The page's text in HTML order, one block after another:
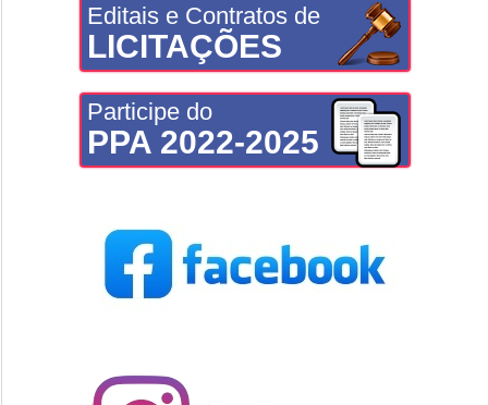
Editais e Contratos de
LICITAÇÕES
Participe do
PPA 2022-2025